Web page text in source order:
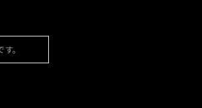
。